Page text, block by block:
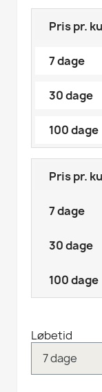
Løbetid